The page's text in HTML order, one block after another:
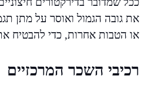
את גובה הגמול ואוסר על מתן
או הטבות אחרות, כדי להבטיח
רכיבי השכר המרכזיים